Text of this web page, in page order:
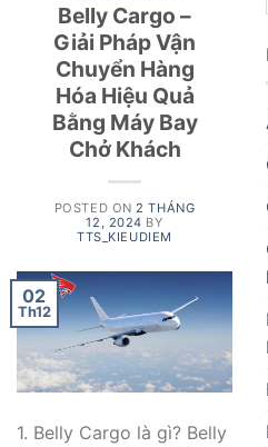
Belly Cargo –
Giải Pháp Vận
Chuyển Hàng
Hóa Hiệu Quả
Bằng Máy Bay
Chở Khách
POSTED ON 2 THÁNG
12, 2024 BY
TTS_KIEUDIEM
02
Th12
1. Belly Cargo là gì? Belly